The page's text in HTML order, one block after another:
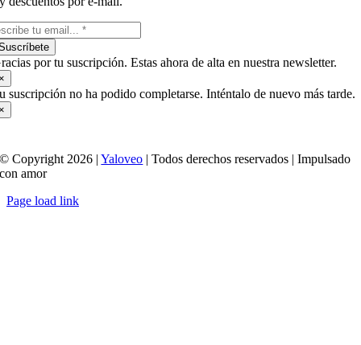
por tu suscripción. Estas ahora de alta en nuestra newsletter.
suscripción no ha podido completarse. Inténtalo de nuevo más tarde.
© Copyright 2026 |Yaloveo | Todos derechos reservados | Impulsado
con amor
Page load link